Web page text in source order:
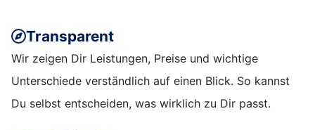
Transparent
Wir zeigen Dir Leistungen, Preise und wichtige
Unterschiede verständlich auf einen Blick. So kannst
Du selbst entscheiden, was wirklich zu Dir passt.